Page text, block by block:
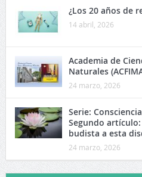
¿Los 20 años de
14 abril, 2026
Academia de
Naturales
24 marzo, 2026
Serie:
Segundo
budista a esta
24 marzo, 2026